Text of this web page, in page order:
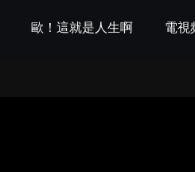
歐！這就是人生啊 電視